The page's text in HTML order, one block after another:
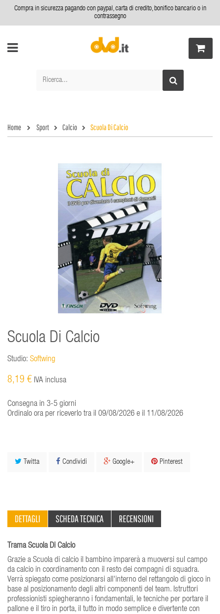
Compra in sicurezza pagando con paypal, carta di credito, bonifico bancario o in
contrassegno
Home Sport Calcio Scuola Di Calcio
Scuola Di Calcio
Studio: Softwing
8,19 € IVA inclusa
Consegna in 3-5 giorni
Ordinalo ora per riceverlo tra il 09/08/2026 e il 11/08/2026
Twitta Condividi Google+ Pinterest
DETTAGLI SCHEDA TECNICA RECENSIONI
Trama Scuola Di Calcio
Grazie a Scuola di calcio il bambino imparerà a muoversi sul campo
da calcio in coordinamento con il resto dei compagni di squadra.
Verrà spiegato come posizionarsi all'interno del rettangolo di gioco in
base al posizionamento degli altri componenti del team. Istruttori
professionisti spiegheranno i fondamentali, le tecniche per portare il
pallone e il tiro in porta, il tutto in modo semplice e divertente con